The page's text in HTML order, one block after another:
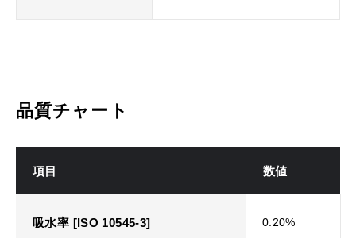
品質チャート
項目 数値
吸水率 [ISO 10545-3] 0.20%